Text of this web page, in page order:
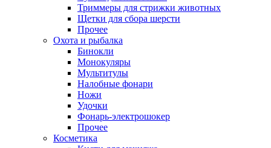
Триммеры для стрижки животных
Щетки для сбора шерсти
Прочее
Охота и рыбалка
Бинокли
Монокуляры
Мультитулы
Налобные фонари
Ножи
Удочки
Фонарь-электрошокер
Прочее
Косметика